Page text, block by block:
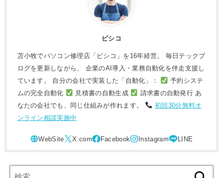
ピシコ
苫小牧でパソコン修理店「ピシコ」を16年経営。 毎日テックブ
ログを更新しながら、 企業のAI導入・業務自動化を伴走支援し
ています。 自分の会社で実装した「自動化」：
予約システ
ムの完全自動化
見積書の自動生成
請求書の自動発行 あ
なたの会社でも、同じ仕組みが作れます。
初回30分無料オ
ンライン相談実施中